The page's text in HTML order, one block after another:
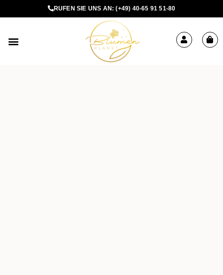
RUFEN SIE UNS AN:(+49) 40-65 91 51-80